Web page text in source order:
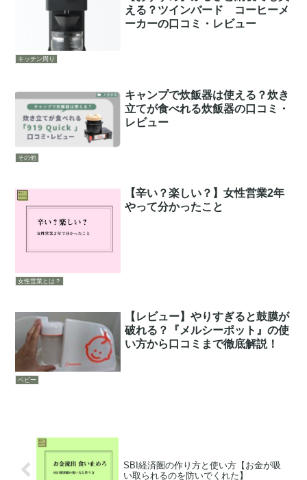
キッチン周り
える？ツインバード コーヒーメ
ーカーの口コミ・レビュー
その他
キャンプで炊飯器は使える？炊き
立てが食べれる炊飯器の口コミ・
レビュー
女性営業とは？
【辛い？楽しい？】女性営業2年
やって分かったこと
ベビー
【レビュー】やりすぎると鼓膜が
破れる？『メルシーポット』の使
い方から口コミまで徹底解説！
SBI経済圏の作り方と使い方【お金が吸
い取られるのを防いでくれた】